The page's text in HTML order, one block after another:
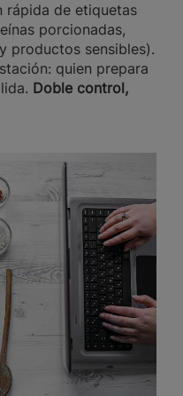
rápida de etiquetas
porcionadas,
productos sensibles).
quien prepara
Doble control,